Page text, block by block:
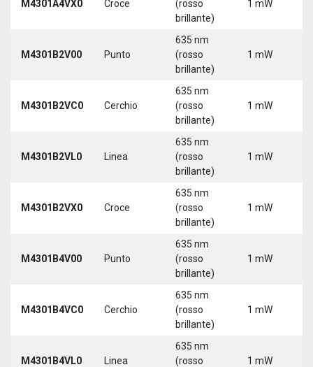
M4301A4VX0 Croce
(rosso
brillante)
1 mW
M4301B2V00 Punto
635 nm
(rosso
brillante)
1 mW
M4301B2VC0 Cerchio
635 nm
(rosso
brillante)
1 mW
M4301B2VL0 Linea
635 nm
(rosso
brillante)
1 mW
M4301B2VX0 Croce
635 nm
(rosso
brillante)
1 mW
M4301B4V00 Punto
635 nm
(rosso
brillante)
1 mW
M4301B4VC0 Cerchio
635 nm
(rosso
brillante)
1 mW
M4301B4VL0 Linea
635 nm
(rosso
1 mW